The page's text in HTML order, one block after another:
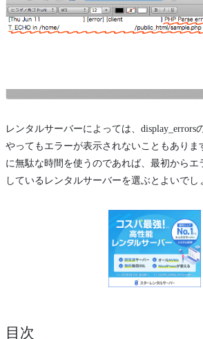
レンタルサーバーによっては、display_errors
やってもエラーが表示されないこともありま
に無駄な時間を使うのであれば、最初からエ
しているレンタルサーバーを選ぶとよいでし
目次